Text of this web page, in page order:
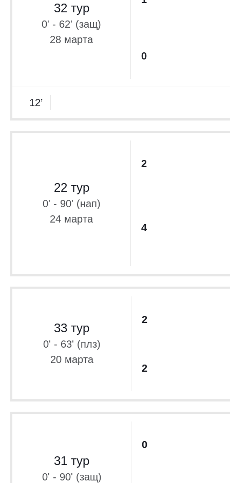
32 тур
0' - 62' (защ)
28 марта
0
12’
22 тур
0' - 90' (нап)
24 марта
2
4
33 тур
0' - 63' (плз)
20 марта
2
2
31 тур
0' - 90' (защ)
0